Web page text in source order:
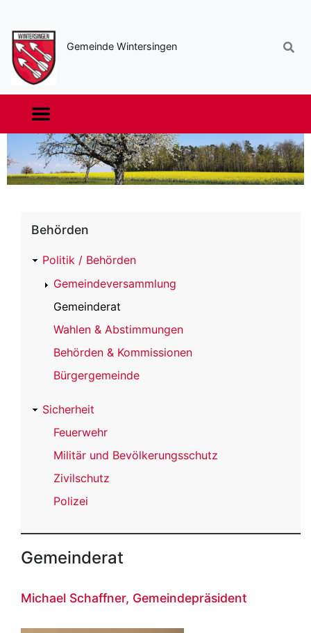
Gemeinde Wintersingen
Navigation
Behörden
Politik / Behörden
Gemeindeversammlung
Gemeinderat
Wahlen & Abstimmungen
Behörden & Kommissionen
Bürgergemeinde
Sicherheit
Feuerwehr
Militär und Bevölkerungsschutz
Zivilschutz
Polizei
Gemeinderat
Michael Schaffner, Gemeindepräsident